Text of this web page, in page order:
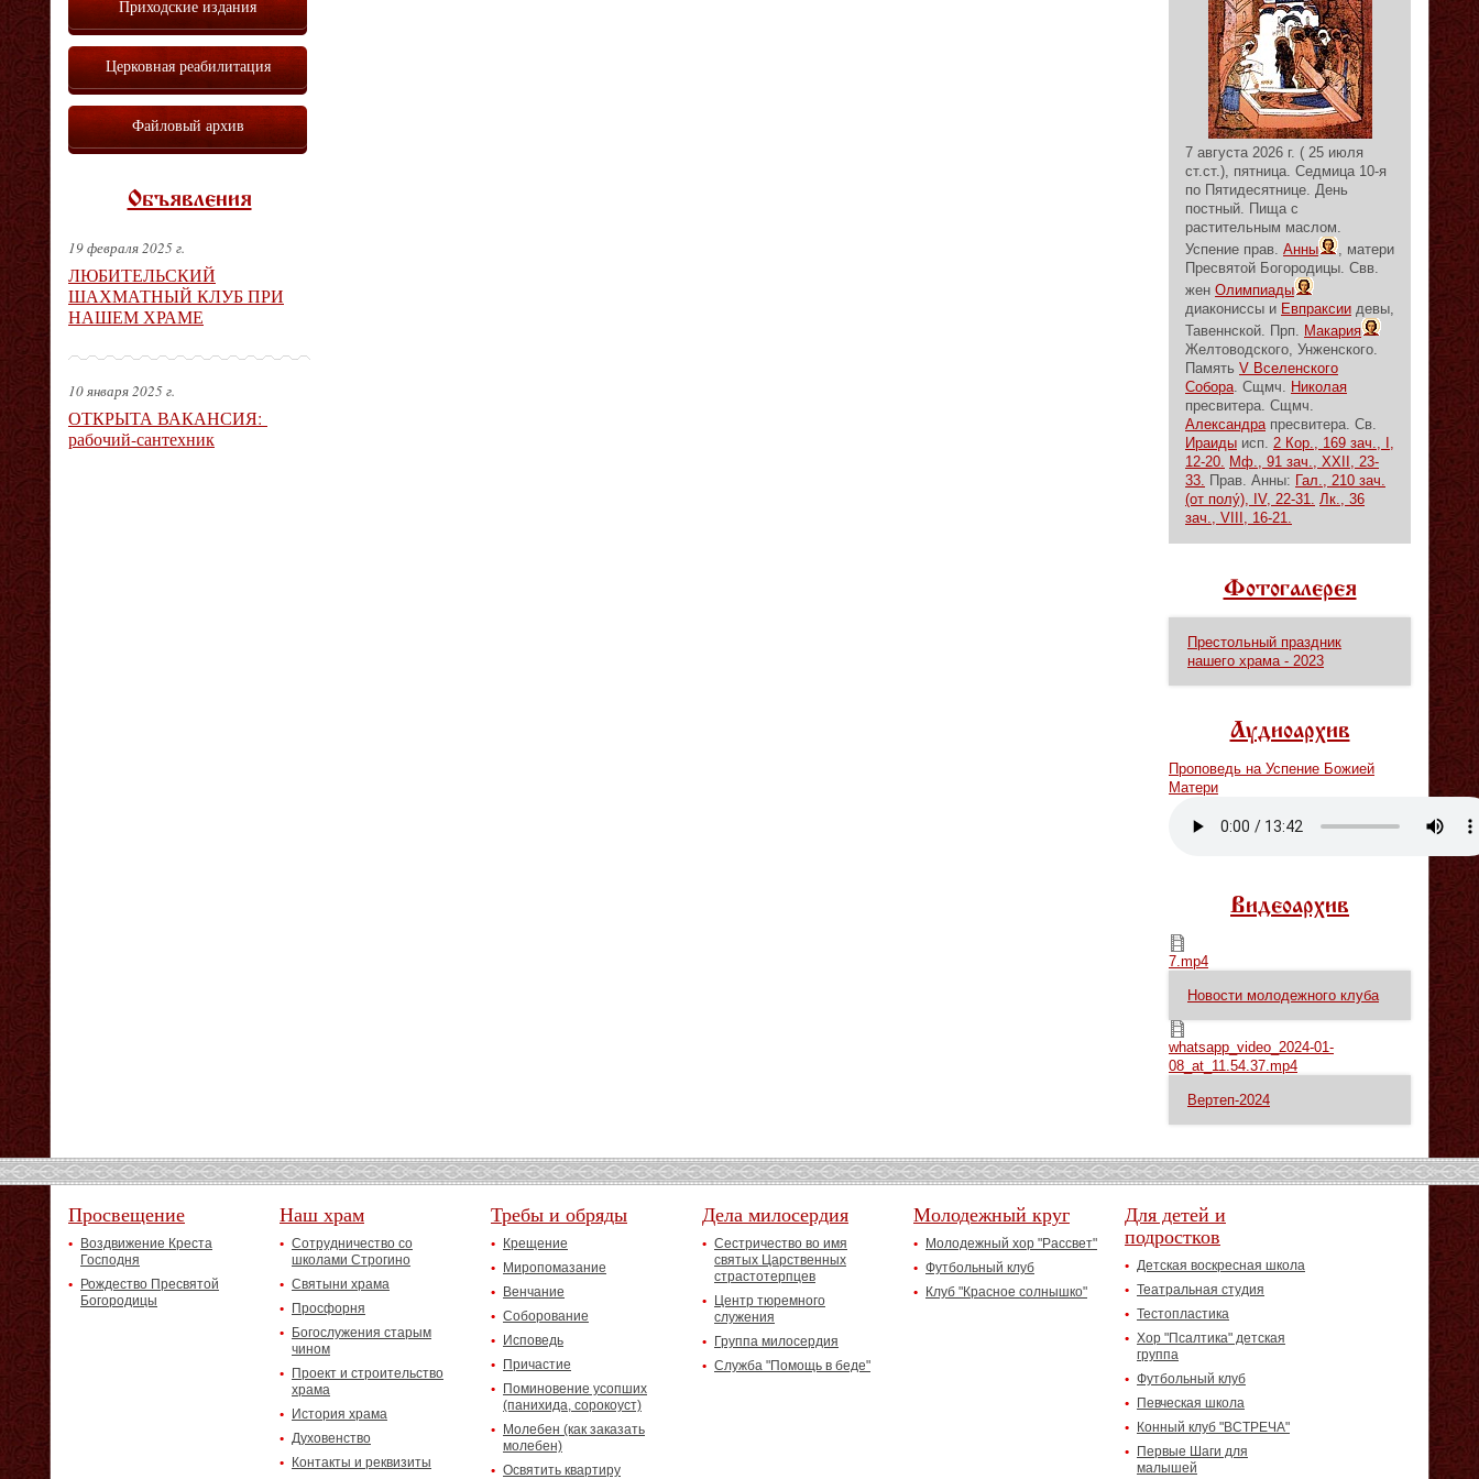
Приходские издания
Церковная реабилитация
Файловый архив
Объявления
19 февраля 2025 г.
ЛЮБИТЕЛЬСКИЙ
ШАХМАТНЫЙ КЛУБ ПРИ
НАШЕМ ХРАМЕ
10 января 2025 г.
ОТКРЫТА ВАКАНСИЯ:
рабочий-сантехник
7 августа 2026 г. ( 25 июля
ст.ст.), пятница. Седмица 10-я
по Пятидесятнице. День
постный. Пища с
растительным маслом.
Успение прав. Анны
, матери
Пресвятой Богородицы. Свв.
жен Олимпиады
диакониссы и Евпраксии девы,
Тавеннской. Прп. Макария
Желтоводского, Унженского.
Память V Вселенского
Собора. Сщмч. Николая
пресвитера. Сщмч.
Александрапресвитера. Св.
Ираиды исп. 2 Кор., 169 зач., I,
12-20. Мф., 91 зач., XXII, 23-
33. Прав. Анны: Гал., 210 зач.
(от полу́), IV, 22-31. Лк., 36
зач., VIII, 16-21.
Фотогалерея
Престольный праздник
нашего храма - 2023
Аудиоархив
Проповедь на Успение Божией
Матери
Видеоархив
7.mp4
7.mp4
Новости молодежного клуба
whatsapp_video_2024-01-08_at_11.54.37.mp4
whatsapp_video_2024-01-
08_at_11.54.37.mp4
Вертеп-2024
Просвещение
Воздвижение Креста
Господня
Рождество Пресвятой
Богородицы
Наш храм
Сотрудничество со
школами Строгино
Святыни храма
Просфорня
Богослужения старым
чином
Проект и строительство
храма
История храма
Духовенство
Контакты и реквизиты
Требы и обряды
Крещение
Миропомазание
Венчание
Соборование
Исповедь
Причастие
Поминовение усопших
(панихида, сорокоуст)
Молебен (как заказать
молебен)
Освятить квартиру
Дела милосердия
Сестричество во имя
святых Царственных
страстотерпцев
Центр тюремного
служения
Группа милосердия
Служба "Помощь в беде"
Молодежный круг
Молодежный хор "Рассвет"
Футбольный клуб
Клуб "Красное солнышко"
Для детей и
подростков
Детская воскресная школа
Театральная студия
Тестопластика
Хор "Псалтика" детская
группа
Футбольный клуб
Певческая школа
Конный клуб "ВСТРЕЧА"
Первые Шаги для
малышей